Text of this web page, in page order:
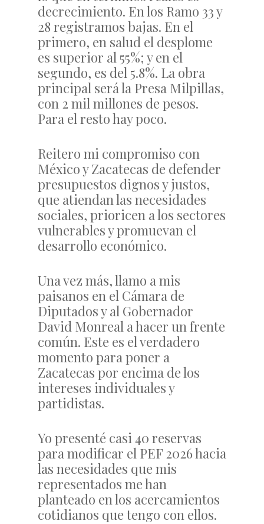
decrecimiento. En los Ramo 33 y
28 registramos bajas. En el
primero, en salud el desplome
es superior al 55%; y en el
segundo, es del 5.8%. La obra
principal será la Presa Milpillas,
con 2 mil millones de pesos.
Para el resto hay poco.
Reitero mi compromiso con
México y Zacatecas de defender
presupuestos dignos y justos,
que atiendan las necesidades
sociales, prioricen a los sectores
vulnerables y promuevan el
desarrollo económico.
Una vez más, llamo a mis
paisanos en el Cámara de
Diputados y al Gobernador
David Monreal a hacer un frente
común. Este es el verdadero
momento para poner a
Zacatecas por encima de los
intereses individuales y
partidistas.
Yo presenté casi 40 reservas
para modificar el PEF 2026 hacia
las necesidades que mis
representados me han
planteado en los acercamientos
cotidianos que tengo con ellos.